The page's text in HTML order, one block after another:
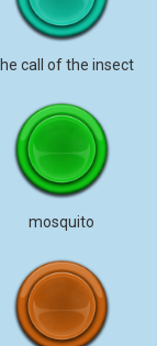
call of the insect
mosquito